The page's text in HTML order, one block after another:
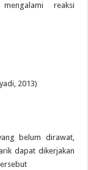
reaksi
2013)
belum dirawat,
dapat dikerjakan